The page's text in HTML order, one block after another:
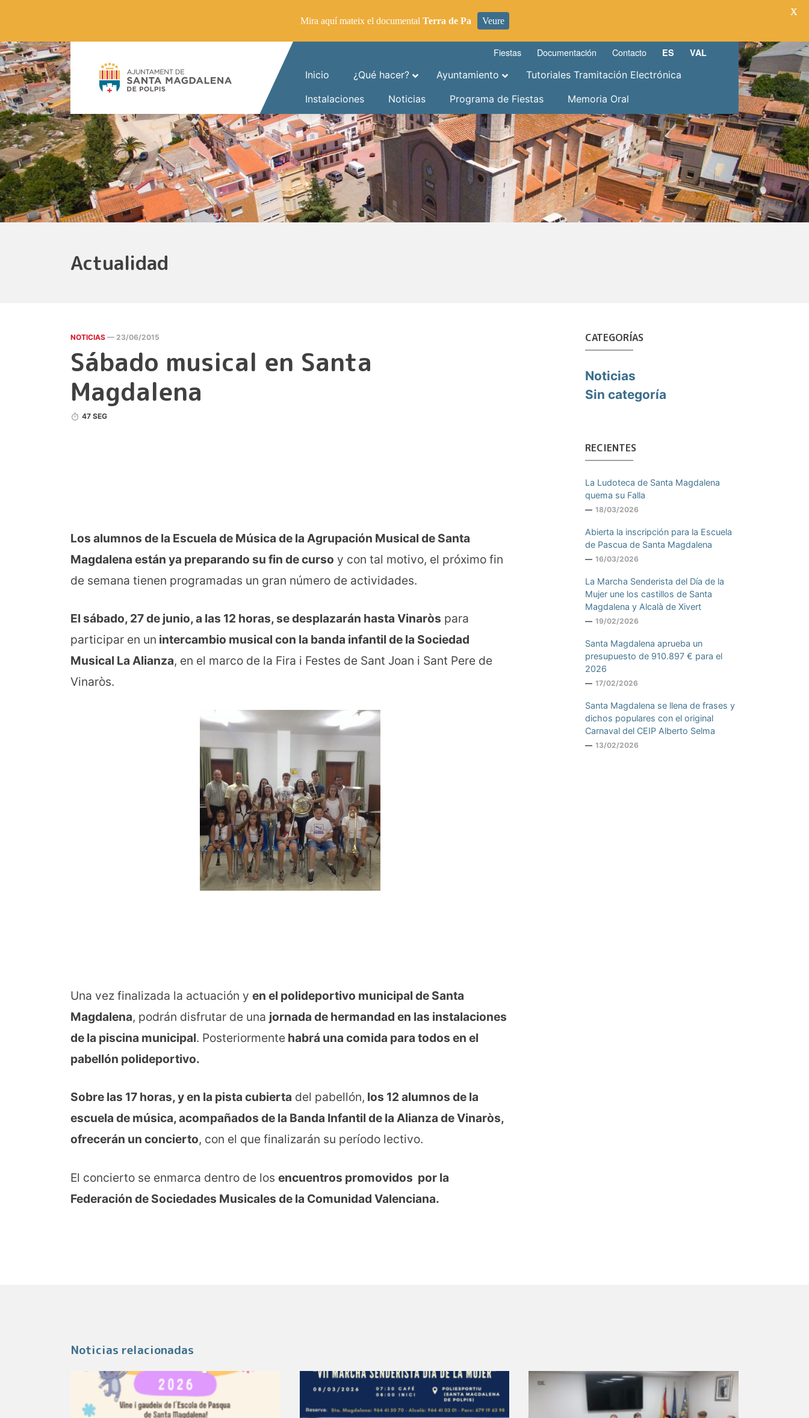
Fiestas Documentación Contacto ES
VAL
Inicio
¿Qué hacer? Ayuntamiento
Tutoriales Tramitación Electrónica
Instalaciones
Noticias Programa de Fiestas Memoria Oral
Actualidad
NOTICIAS — 23/06/2015
Sábado musical en Santa
Magdalena
47 SEG
Los alumnos de la Escuela de Música de la Agrupación Musical de Santa
Magdalena están ya preparando su fin de curso y con tal motivo, el próximo fin
de semana tienen programadas un gran número de actividades.
El sábado, 27 de junio, a las 12 horas, se desplazarán hasta Vinaròs para
participar en un intercambio musical con la banda infantil de la Sociedad
Musical La Alianza, en el marco de la Fira i Festes de Sant Joan i Sant Pere de
Vinaròs.
Una vez finalizada la actuación y en el polideportivo municipal de Santa
Magdalena, podrán disfrutar de una jornada de hermandad en las instalaciones
de la piscina municipal. Posteriormente habrá una comida para todos en el
pabellón polideportivo.
Sobre las 17 horas, y en la pista cubierta del pabellón, los 12 alumnos de la
escuela de música, acompañados de la Banda Infantil de la Alianza de Vinaròs,
ofrecerán un concierto, con el que finalizarán su período lectivo.
El concierto se enmarca dentro de los encuentros promovidos por la
Federación de Sociedades Musicales de la Comunidad Valenciana.
CATEGORÍAS
Noticias
Sin categoría
RECIENTES
La Ludoteca de Santa Magdalena
quema su Falla
18/03/2026
Abierta la inscripción para la Escuela
de Pascua de Santa Magdalena
16/03/2026
La Marcha Senderista del Día de la
Mujer une los castillos de Santa
Magdalena y Alcalà de Xivert
19/02/2026
Santa Magdalena aprueba un
presupuesto de 910.897 € para el
2026
17/02/2026
Santa Magdalena se llena de frases y
dichos populares con el original
Carnaval del CEIP Alberto Selma
13/02/2026
Noticias relacionadas
Mira aquí mateix el documental Terra de Pa Veure
X